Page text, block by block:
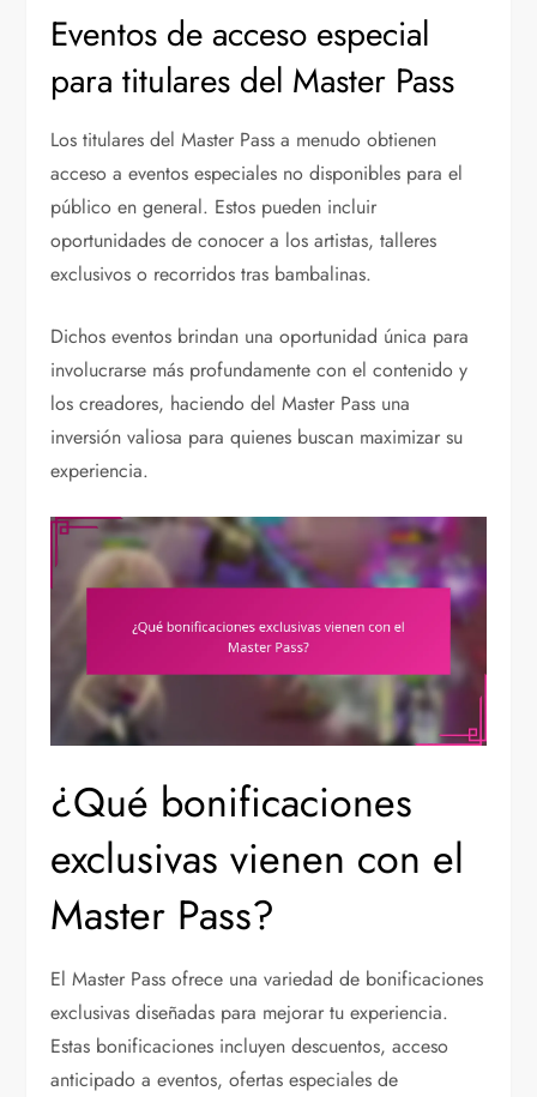
Eventos de acceso especial
para titulares del Master Pass
Los titulares del Master Pass a menudo obtienen
acceso a eventos especiales no disponibles para el
público en general. Estos pueden incluir
oportunidades de conocer a los artistas, talleres
exclusivos o recorridos tras bambalinas.
Dichos eventos brindan una oportunidad única para
involucrarse más profundamente con el contenido y
los creadores, haciendo del Master Pass una
inversión valiosa para quienes buscan maximizar su
experiencia.
¿Qué bonificaciones
exclusivas vienen con el
Master Pass?
El Master Pass ofrece una variedad de bonificaciones
exclusivas diseñadas para mejorar tu experiencia.
Estas bonificaciones incluyen descuentos, acceso
anticipado a eventos, ofertas especiales de